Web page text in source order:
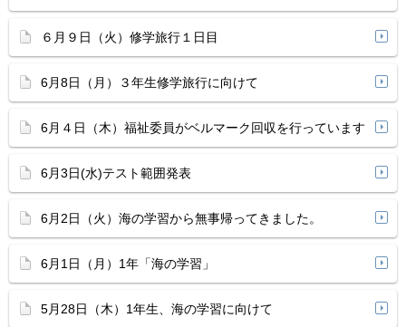
６月９日（火）修学旅行１日目
6月8日（月）３年生修学旅行に向けて
6月４日（木）福祉委員がベルマーク回収を行っています
6月3日(水)テスト範囲発表
6月2日（火）海の学習から無事帰ってきました。
6月1日（月）1年「海の学習」
5月28日（木）1年生、海の学習に向けて